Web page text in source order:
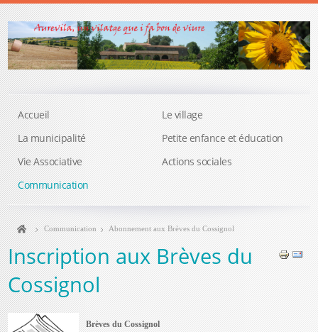
Accueil
Le village
La municipalité
Petite enfance et éducation
Vie Associative
Actions sociales
Communication
Communication Abonnement aux Brèves du Cossignol
Inscription aux Brèves du
Cossignol
Brèves du Cossignol